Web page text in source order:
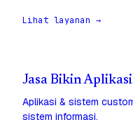
Lihat layanan →
Jasa Bikin
Aplikasi & sistem
sistem informasi.